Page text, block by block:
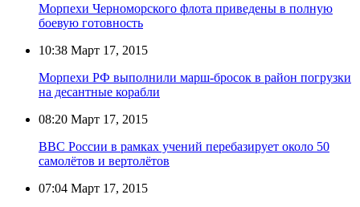
Морпехи Черноморского флота приведены в полную
боевую готовность
10:38 Март 17, 2015
Морпехи РФ выполнили марш-бросок в район погрузки
на десантные корабли
08:20 Март 17, 2015
ВВС России в рамках учений перебазирует около 50
самолётов и вертолётов
07:04 Март 17, 2015